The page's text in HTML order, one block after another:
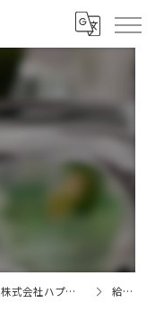
株式会社ハプロの特徴 給排水